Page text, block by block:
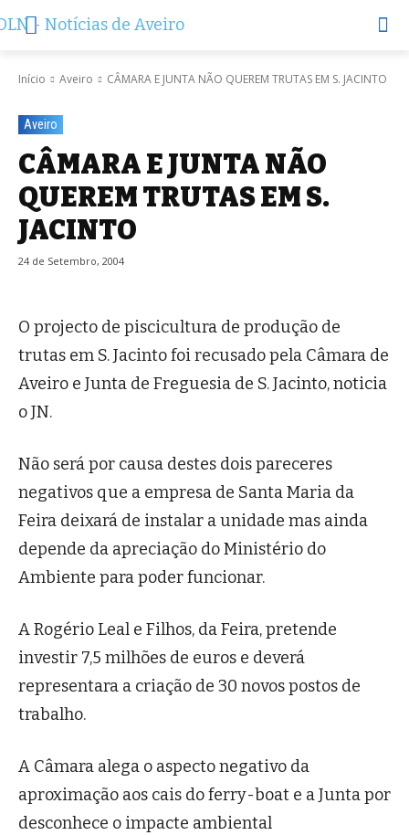
Início Aveiro CÂMARA E JUNTA NÃO QUEREM TRUTAS EM S. JACINTO
Aveiro
CÂMARA E JUNTA NÃO
QUEREM TRUTAS EM S.
JACINTO
24 de Setembro, 2004
O projecto de piscicultura de produção de
trutas em S. Jacinto foi recusado pela Câmara de
Aveiro e Junta de Freguesia de S. Jacinto, noticia
o JN.
Não será por causa destes dois pareceres
negativos que a empresa de Santa Maria da
Feira deixará de instalar a unidade mas ainda
depende da apreciação do Ministério do
Ambiente para poder funcionar.
A Rogério Leal e Filhos, da Feira, pretende
investir 7,5 milhões de euros e deverá
representara a criação de 30 novos postos de
trabalho.
A Câmara alega o aspecto negativo da
aproximação aos cais do ferry-boat e a Junta por
desconhece o impacte ambiental